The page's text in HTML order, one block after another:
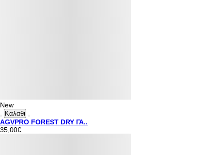
New
Καλαθι
AGVPRO FOREST DRY ΓΑ..
35,00€